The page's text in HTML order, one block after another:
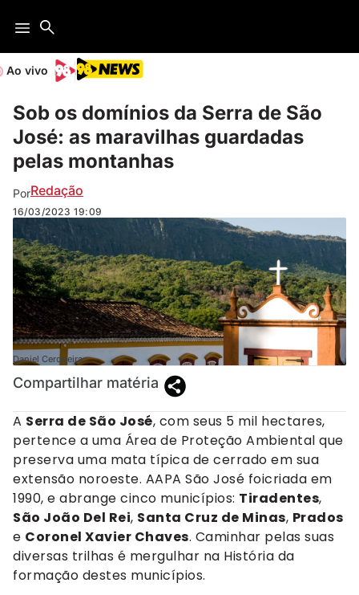
Ao vivo
Sob os domínios da Serra de São
José: as maravilhas guardadas
pelas montanhas
PorRedação
16/03/2023 19:09
Daniel Cerqueira
Compartilhar matéria
A Serra de São José, com seus 5 mil hectares,
pertence a uma Área de Proteção Ambiental que
preserva uma mata típica de cerrado em sua
extensão noroeste. AAPA São José foicriada em
1990, e abrange cinco municípios: Tiradentes,
São João Del Rei, Santa Cruz de Minas, Prados
e Coronel Xavier Chaves. Caminhar pelas suas
diversas trilhas é mergulhar na História da
formação destes municípios.